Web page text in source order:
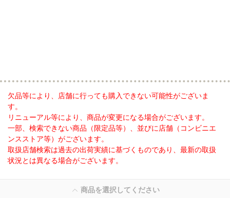
欠品等により、店舗に行っても購入できない可能性がございま
す。
リニューアル等により、商品が変更になる場合がございます。
一部、検索できない商品（限定品等）、並びに店舗（コンビニエ
ンスストア等）がございます。
取扱店舗検索は過去の出荷実績に基づくものであり、最新の取扱
状況とは異なる場合がございます。
商品を選択してください